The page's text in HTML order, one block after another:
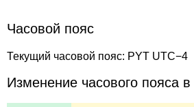
Часовой пояс
Текущий часовой пояс: PYT UTC−4
Изменение часового пояса в